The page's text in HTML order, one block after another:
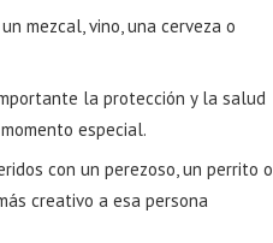
mezcal, vino, una cerveza o
la protección y la salud
especial.
con un perezoso, un perrito o
creativo a esa persona